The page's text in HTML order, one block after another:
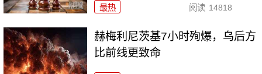
最热 阅读 14818
赫梅利尼茨基7小时殉爆，乌后方
比前线更致命